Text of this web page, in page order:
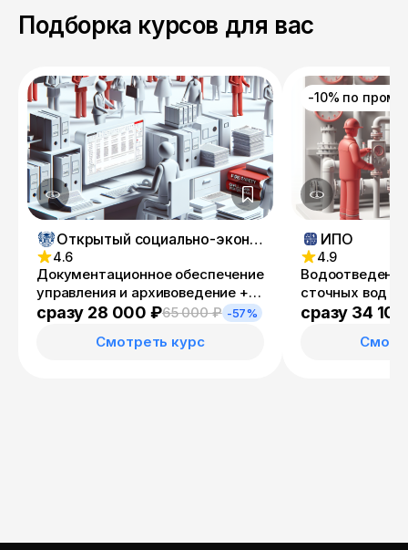
Подборка курсов для вас
Открытый социально-экономический колледж
4.6
Документационное обеспечение
управления и архивоведение +
Специалист административно-
сразу 28 000 ₽65 000 ₽ -57%
Смотреть курс
-10% по
ИПО
4.9
сточных вод
сразу 34